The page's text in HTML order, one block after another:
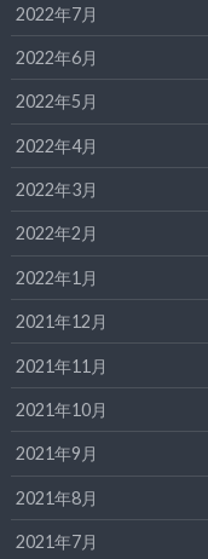
2022年7月
2022年6月
2022年5月
2022年4月
2022年3月
2022年2月
2022年1月
2021年12月
2021年11月
2021年10月
2021年9月
2021年8月
2021年7月